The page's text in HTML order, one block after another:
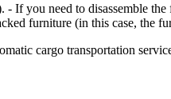
you need to disassemble
furniture (in this case, the
cargo transportation